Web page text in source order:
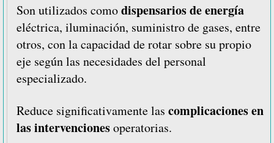
Son utilizados comodispensarios de energía
eléctrica, iluminación, suministro de gases, entre
otros, con la capacidad de rotar sobre su propio
eje según las necesidades del personal
especializado.
Reduce significativamente las complicaciones en
las intervencionesoperatorias.